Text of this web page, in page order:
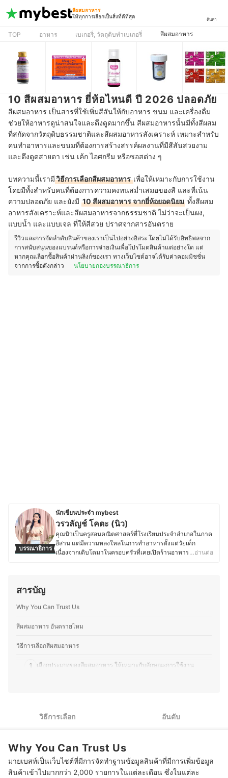
สีผสมอาหาร
ให้ทุกการเลือกเป็นสิ่งที่ดีที่สุด
ค้นหา
TOP อาหาร เบเกอรี่, วัตถุดิบทำเบเกอรี่ สีผสมอาหาร
10 สีผสมอาหาร ยี่ห้อไหนดี ปี 2026 ปลอดภัย
สีผสมอาหาร เป็นสารที่ใช้เพิ่มสีสันให้กับอาหาร ขนม และเครื่องดื่ม
ช่วยให้อาหารดูน่าสนใจและดึงดูดมากขึ้น สีผสมอาหารนั้นมีทั้งสีผสม
ที่สกัดจากวัตถุดิบธรรมชาติและสีผสมอาหารสังเคราะห์ เหมาะสำหรับ
คนทำอาหารและขนมที่ต้องการสร้างสรรค์ผลงานที่มีสีสันสวยงาม
และดึงดูดสายตา เช่น เค้ก ไอศกรีม หรือซอสต่าง ๆ
บทความนี้เรามีวิธีการเลือกสีผสมอาหารเพื่อให้เหมาะกับการใช้งาน
โดยมีทั้งสำหรับคนที่ต้องการความคงทนสม่ำเสมอของสี และที่เน้น
ความปลอดภัย และยังมี 10 สีผสมอาหาร จากยี่ห้อยอดนิยม ทั้งสีผสม
อาหารสังเคราะห์และสีผสมอาหารจากธรรมชาติ ไม่ว่าจะเป็นผง,
แบบน้ำ และแบบเจล ที่ให้สีสวย ปราศจากสารอันตราย
รีวิวและการจัดลำดับสินค้าของเราเป็นไปอย่างอิสระ โดยไม่ได้รับอิทธิพลจาก
การสนับสนุนของแบรนด์หรือการจ่ายเงินเพื่อโปรโมตสินค้าแต่อย่างใด แต่
หากคุณเลือกซื้อสินค้าผ่านลิงก์ของเรา ทางเว็บไซต์อาจได้รับค่าคอมมิชชั่น
จากการซื้อดังกล่าว
นโยบายกองบรรณาธิการ
บรรณาธิการ
นักเขียนประจำ mybest
วรวลัญช์ โคตะ (นิว)
คุณนิวเป็นครูสอนคณิตศาสตร์ที่โรงเรียนประจำอำเภอในภาค
อีสาน แต่มีความหลงใหลในการทำอาหารตั้งแต่วัยเด็ก
เนื่องจากเติบโตมาในครอบครัวที่เคยเปิดร้านอาหาร ทำให้มี
เพื่อให้ผู้อ่านสามารถนำไปปรับใช้ในชีวิตประจำวันได้ง่ายขึ้น
อาหารที่สะดวกและเหมาะสมกับไลฟ์สไตล์ของแต่ละคน เพื่อ
ประวัติของ วรวลัญช์ โคตะ (นิว)
…อ่านต่อ
สารบัญ
Why You Can Trust Us
สีผสมอาหาร อันตรายไหม
วิธีการเลือกสีผสมอาหาร
1 เลือกประเภทของสีผสมอาหาร ให้เหมาะกับลักษณะการใช้งาน
4 อย่าลืมตรวจสอบฉลากบรรจุภัณฑ์ เพื่อความปลอดภัยในการใช้งาน
10 สีผสมอาหาร ยี่ห้อไหนดี ปลอดภัย
เด็กสามารถบริโภคอาหารที่มีสีผสมอาหารได้หรือไม่
วิธีการเลือก อันดับ
Why You Can Trust Us
มายเบสท์เป็นเว็บไซต์ที่มีการจัดทำฐานข้อมูลสินค้าที่มีการเพิ่มข้อมูล
สินค้าเข้าไปมากกว่า 2,000 รายการในแต่ละเดือน ซึ่งในแต่ละ